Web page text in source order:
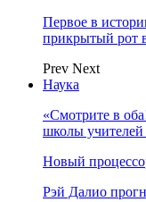
Первое в
прикрытый рот
Prev Next
Наука
«Смотрите в
школы
Новый
Рэй Далио